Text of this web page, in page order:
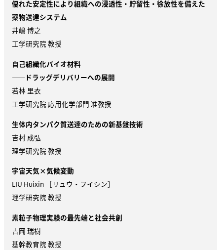
優れた安定性により組織への浸透性・貯留性・徐放性を備えた
薬物送達システム
井嶋 博之
工学研究院 教授
自己組織化バイオ材料
——ドラッグデリバリーへの展開
若林 里衣
工学研究院 応用化学部門 准教授
生体内タンパク質送達のための新基盤技術
吉村 成弘
理学研究院 教授
宇宙天気×気候変動
LIU Huixin ［リュウ・フイシン］
理学研究院 教授
素粒子物理実験の最先端と社会共創
吉岡 瑞樹
基幹教育院 教授